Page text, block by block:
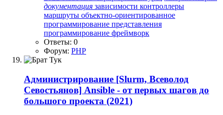
документация зависимости контроллеры
маршруты объектно-ориентированное
программирование представления
программирование фреймворк
Ответы: 0
Форум: PHP
Администрирование [Slurm, Всеволод
Севостьянов] Ansible - от первых шагов до
большого проекта (2021)